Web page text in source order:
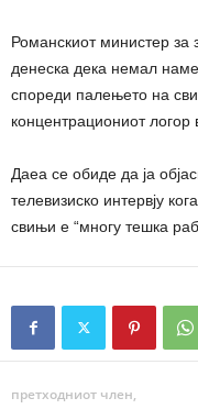
Романскиот министер за
денеска дека немал
спореди палењето на
концентрациониот
Даеа се обиде да ја
телевизиско интервју
свињи е “многу тешка
претходниот член,